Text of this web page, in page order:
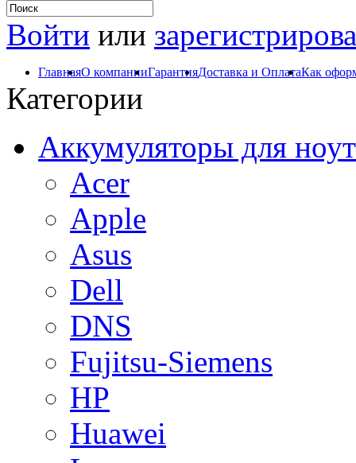
Войти или
ГлавнаяО компанииГарантияДоставка и ОплатаКак
Категории
Аккумуляторы для
Acer
Apple
Asus
Dell
DNS
Fujitsu-Siemens
HP
Huawei